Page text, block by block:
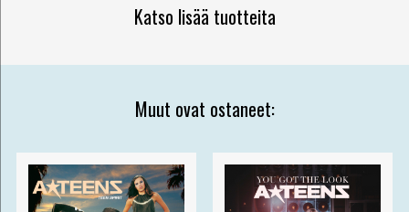
Katso lisää tuotteita
Muut ovat ostaneet: